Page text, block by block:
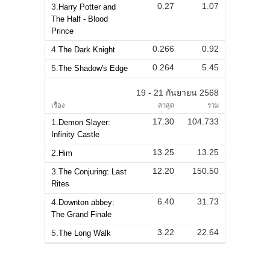
3. Harry Potter and
The Half - Blood
Prince
0.27 1.07
4. The Dark Knight 0.266
0.92
5. The Shadow's Edge 0.264 5.45
19 - 21 กันยายน 2568
เรื่อง ล่าสุด รวม
1. Demon Slayer:
Infinity Castle
17.30 104.733
2. Him 13.25
13.25
3. The Conjuring: Last
Rites
12.20 150.50
4. Downton abbey:
The Grand Finale
6.40 31.73
5. The Long Walk 3.22 22.64